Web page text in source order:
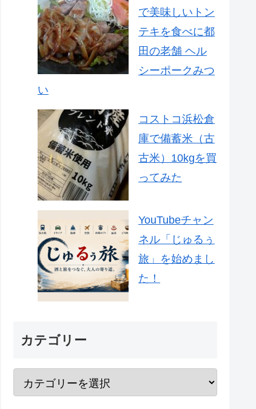
で美味しいトン
テキを食べに都
田の老舗 ヘル
シーポークみつ
い
コストコ浜松倉
庫で備蓄米（古
古米）10kgを買
ってみた
YouTubeチャン
ネル「じゅるぅ
旅」を始めまし
た！
カテゴリー